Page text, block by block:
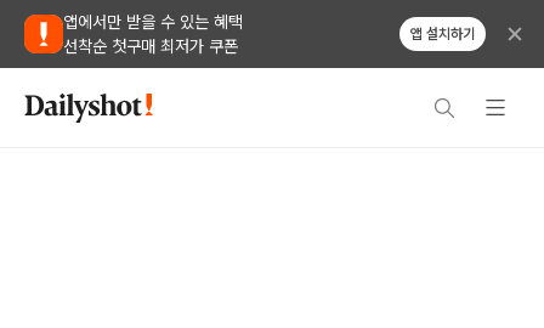
앱에서만 받을 수 있는 혜택
선착순 첫구매 최저가 쿠폰
앱 설치하기